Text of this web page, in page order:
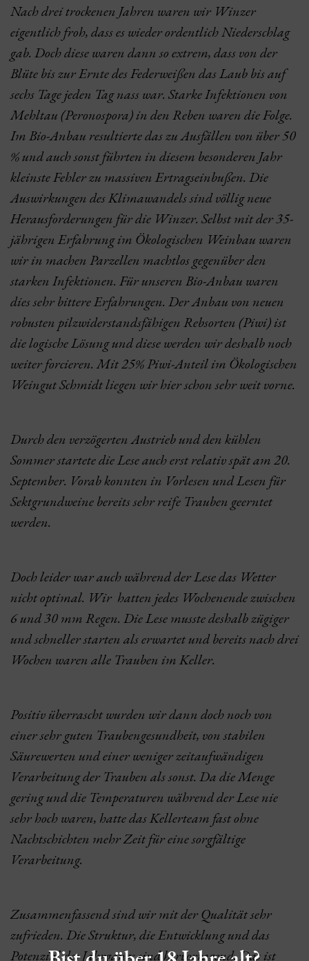
Nach drei trockenen Jahren waren wir Winzer
eigentlich froh, dass es wieder ordentlich Niederschlag
gab. Doch diese waren dann so extrem, dass von der
Blüte bis zur Ernte des Federweißen das Laub bis auf
sechs Tage jeden Tag nass war. Starke Infektionen von
Mehltau (Peronospora) in den Reben waren die Folge.
Im Bio-Anbau resultierte das zu Ausfällen von über 50
% und auch sonst führten in diesem besonderen Jahr
kleinste Fehler zu massiven Ertragseinbußen. Die
Auswirkungen des Klimawandels sind völlig neue
Herausforderungen für die Winzer. Selbst mit der 35-
jährigen Erfahrung im Ökologischen Weinbau waren
wir in machen Parzellen machtlos gegenüber den
starken Infektionen. Für unseren Bio-Anbau waren
dies sehr bittere Erfahrungen. Der Anbau von neuen
robusten pilzwiderstandsfähigen Rebsorten (Piwi) ist
die logische Lösung und diese werden wir deshalb noch
weiter forcieren. Mit 25% Piwi-Anteil im Ökologischen
Weingut Schmidt liegen wir hier schon sehr weit vorne.
Durch den verzögerten Austrieb und den kühlen
Sommer startete die Lese auch erst relativ spät am 20.
September. Vorab konnten in Vorlesen und Lesen für
Sektgrundweine bereits sehr reife Trauben geerntet
werden.
Doch leider war auch während der Lese das Wetter
nicht optimal. Wir hatten jedes Wochenende zwischen
6 und 30 mm Regen. Die Lese musste deshalb zügiger
und schneller starten als erwartet und bereits nach drei
Wochen waren alle Trauben im Keller.
Positiv überrascht wurden wir dann doch noch von
einer sehr guten Traubengesundheit, von stabilen
Säurewerten und einer weniger zeitaufwändigen
Verarbeitung der Trauben als sonst. Da die Menge
gering und die Temperaturen während der Lese nie
sehr hoch waren, hatte das Kellerteam fast ohne
Nachtschichten mehr Zeit für eine sorgfältige
Verarbeitung.
Zusammenfassend sind wir mit der Qualität sehr
zufrieden. Die Struktur, die Entwicklung und das
Potenzial des Jahrgangs sind hervorragend. Das ist